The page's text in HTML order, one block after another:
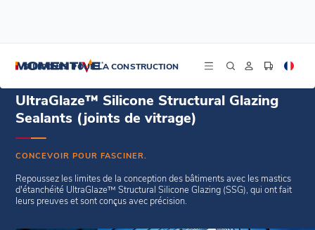
SILICONES POUR LA CONSTRUCTION
UltraGlaze™ Silicone Structural Glazing
Sealants (joints de vitrage)
CONCEVOIR POUR FASCINER.
Repoussez les limites de la conception des bâtiments avec les mastics
d'étanchéité UltraGlaze™ Structural Silicone Glazing (SSG), qui ont fait
leurs preuves et sont conçus avec précision.